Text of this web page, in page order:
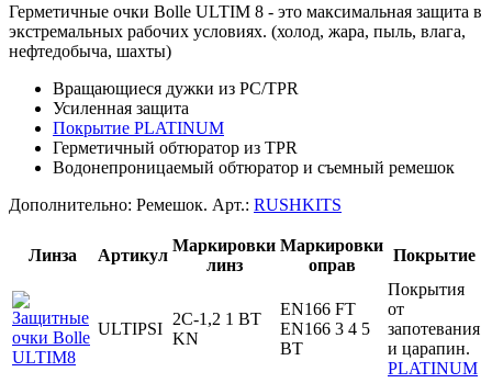
Герметичные очки Bolle ULTIM 8 - это максимальная защита в
экстремальных рабочих условиях. (холод, жара, пыль, влага,
нефтедобыча, шахты)
Вращающиеся дужки из PC/TPR
Усиленная защита
Покрытие PLATINUM
Герметичный обтюратор из TPR
Водонепроницаемый обтюратор и съемный ремешок
Дополнительно: Ремешок. Арт.: RUSHKITS
Линза Артикул
Маркировки
линз
Маркировки
оправ
Покрытие
ULTIPSI
2C-1,2 1 BT
KN
EN166 FT
EN166 3 4 5
BT
Покрытия
от
запотевания
и царапин.
PLATINUM